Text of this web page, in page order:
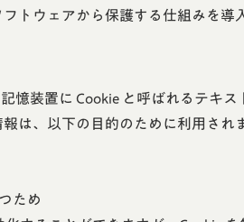
ウェアから保護する仕組みを導
装置に Cookie と呼ばれるテキ
は、以下の目的のために利用され
ため